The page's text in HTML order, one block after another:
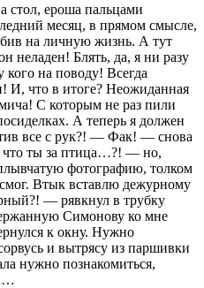
ероша пальцами
месяц, в прямом смысле,
на личную жизнь. А тут
неладен! Блять, да, я ни разу
на поводу! Всегда
И, что в итоге? Неожиданная
С которым не раз пили
А теперь я должен
все с рук?! — Фак! — снова
ты за птица…?! — но,
фотографию, толком
Втык вставлю дежурному
— рявкнул в трубку
Симонову ко мне
к окну. Нужно
и вытрясу из паршивки
нужно познакомиться,